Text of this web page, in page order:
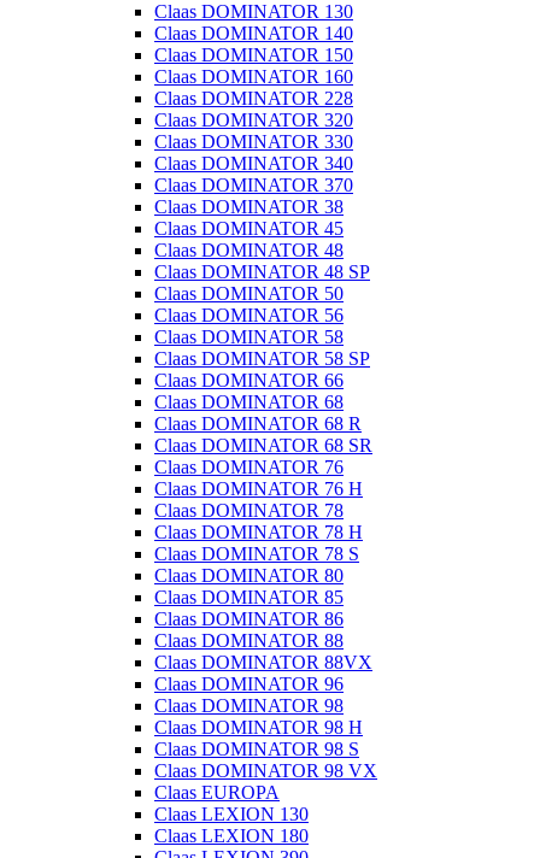
Claas DOMINATOR 130
Claas DOMINATOR 140
Claas DOMINATOR 150
Claas DOMINATOR 160
Claas DOMINATOR 228
Claas DOMINATOR 320
Claas DOMINATOR 330
Claas DOMINATOR 340
Claas DOMINATOR 370
Claas DOMINATOR 38
Claas DOMINATOR 45
Claas DOMINATOR 48
Claas DOMINATOR 48 SP
Claas DOMINATOR 50
Claas DOMINATOR 56
Claas DOMINATOR 58
Claas DOMINATOR 58 SP
Claas DOMINATOR 66
Claas DOMINATOR 68
Claas DOMINATOR 68 R
Claas DOMINATOR 68 SR
Claas DOMINATOR 76
Claas DOMINATOR 76 H
Claas DOMINATOR 78
Claas DOMINATOR 78 H
Claas DOMINATOR 78 S
Claas DOMINATOR 80
Claas DOMINATOR 85
Claas DOMINATOR 86
Claas DOMINATOR 88
Claas DOMINATOR 88VX
Claas DOMINATOR 96
Claas DOMINATOR 98
Claas DOMINATOR 98 H
Claas DOMINATOR 98 S
Claas DOMINATOR 98 VX
Claas EUROPA
Claas LEXION 130
Claas LEXION 180